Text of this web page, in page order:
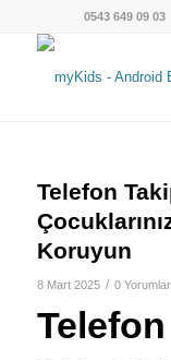
0543 649 09 03
Telefon
Koruyun
8 Mart 2025 / 0 Yorumlar